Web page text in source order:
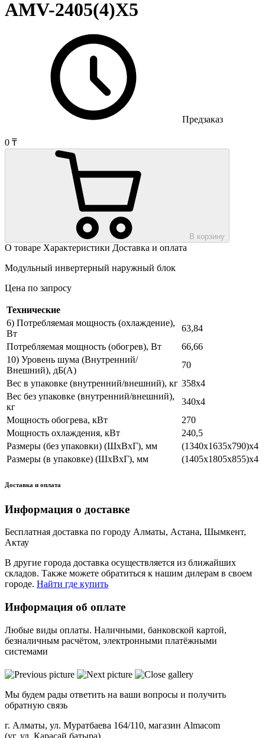
AMV-2405(4)X5
Предзаказ
0 ₸
В корзину
О товаре Характеристики Доставка и оплата
Модульный инвертерный наружный блок
Цена по запросу
Технические
6) Потребляемая мощность (охлаждение),
Вт
63,84
Потребляемая мощность (обогрев), Вт
66,66
10) Уровень шума (Внутренний/
Внешний), дБ(А)
70
Вес в упаковке (внутренний/внешний), кг 358х4
Вес без упаковке (внутренний/внешний),
кг
340х4
Мощность обогрева, кВт
270
Мощность охлаждения, кВт
240,5
Размеры (без упаковки) (ШхВхГ), мм
(1340х1635х790)х4
Размеры (в упаковке) (ШхВхГ), мм
(1405х1805х855)х4
Доставка и оплата
Информация о доставке
Бесплатная доставка по городу Алматы, Астана, Шымкент,
Актау
В другие города доставка осуществляется из ближайших
складов. Также можете обратиться к нашим дилерам в своем
городе. Найти где купить
Информация об оплате
Любые виды оплаты. Наличными, банковской картой,
безналичным расчётом, электронными платёжными
системами
Мы будем рады ответить на ваши вопросы и получить
обратную связь
г. Алматы, ул. Муратбаева 164/110, магазин Almacom